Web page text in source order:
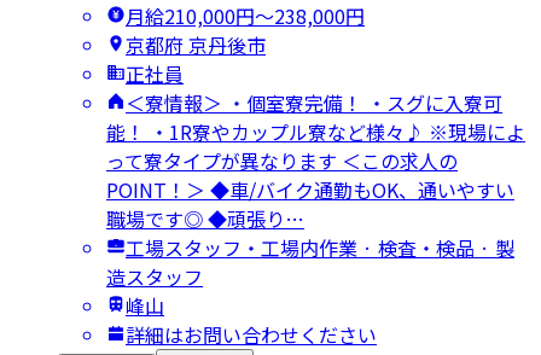
月給210,000円〜238,000円
京都府 京丹後市
正社員
＜寮情報＞ ・個室寮完備！ ・スグに入寮可
能！ ・1R寮やカップル寮など様々♪ ※現場によ
って寮タイプが異なります ＜この求人の
POINT！＞ ◆車/バイク通勤もOK、通いやすい
職場です◎ ◆頑張り…
工場スタッフ・工場内作業 · 検査・検品 · 製
造スタッフ
峰山
詳細はお問い合わせください